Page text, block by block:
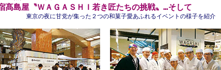
髙島屋〝ＷＡＧＡＳＨＩ若き匠たちの挑戦〟…そして
東京の夜に甘党が集った２つの和菓子愛あふれるイベントの様子を紹介